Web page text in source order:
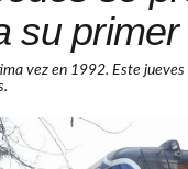
su
vez en 1992. Este